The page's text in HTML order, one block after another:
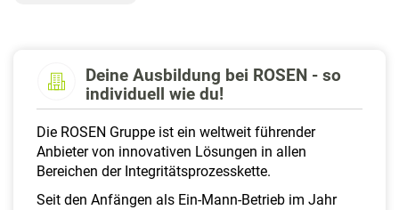
Deine Ausbildung bei ROSEN - so
individuell wie du!
Die ROSEN Gruppe ist ein weltweit führender
Anbieter von innovativen Lösungen in allen
Bereichen der Integritätsprozesskette.
Seit den Anfängen als Ein-Mann-Betrieb im Jahr